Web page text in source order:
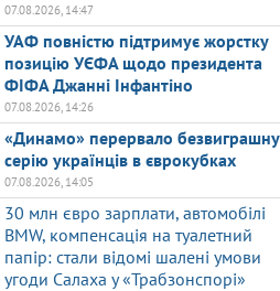
07.08.2026, 14:47
УАФ повністю підтримує жорстку
позицію УЄФА щодо президента
ФІФА Джанні Інфантіно
07.08.2026, 14:26
«Динамо» перервало безвиграшну
серію українців в єврокубках
07.08.2026, 14:05
30 млн євро зарплати, автомобілі
BMW, компенсація на туалетний
папір: стали відомі шалені умови
угоди Салаха у «Трабзонспорі»